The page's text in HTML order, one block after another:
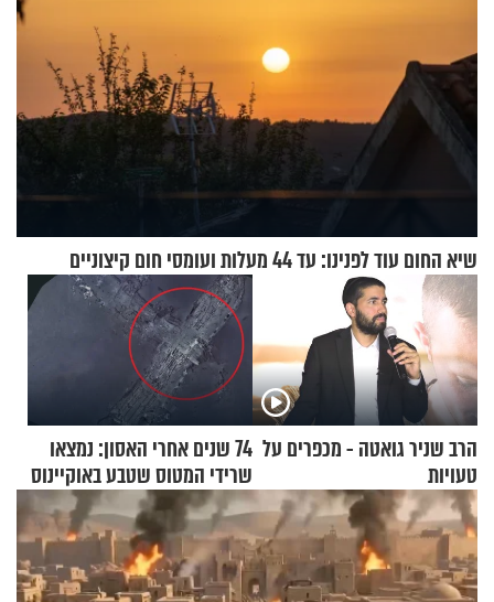
שיא החום עוד לפנינו: עד 44 מעלות ועומסי חום קיצוניים
הרב שניר גואטה - מכפרים על
טעויות
74 שנים אחרי האסון: נמצאו
שרידי המטוס שטבע באוקיינוס
עם עשרות נוסעים